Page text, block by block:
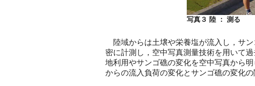
写真３ 陸 ： 測る
陸域からは土壌や栄養塩が流入し，サ
密に計測し，空中写真測量技術を用いて
地利用やサンゴ礁の変化を空中写真から
からの流入負荷の変化とサンゴ礁の変化の